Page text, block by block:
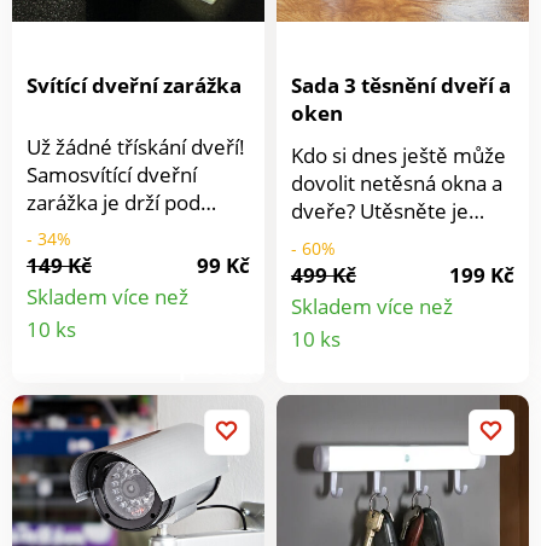
Svítící dveřní zarážka
Už žádné třískání dveří!
Samosvítící dveřní
zarážka je drží pod
kontrolou - například
při větrání. Večer slouží
i jako noční světlo.
- 34%
149 Kč
99 Kč
Skladem více než
10 ks
Sada 3 těsnění dveří a
oken
Kdo si dnes ještě může
dovolit netěsná okna a
dveře? Utěsněte je
silikonovými proužky
odolnými proti bouřce -
s 3M lepicí páskou
pevně drží a brání
průvanu a chladu. Teplo
dveře se zavírají jako
samolepicí. 3 šířky 2,5
cm, 3,5 cm, 4,5 cm.
Délka každého 5 m.
- 60%
499 Kč
199 Kč
Skladem více než
10 ks